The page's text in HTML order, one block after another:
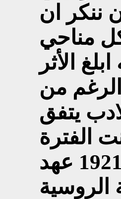
ننكر ان
مناحي
الأثر
من
يتفق
الفترة
من عام 1917 حتى سنة 1921 عهد
الروسية